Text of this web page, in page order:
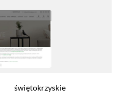
świętokrzyskie